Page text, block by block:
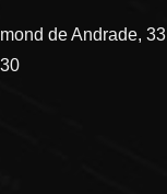
de Andrade, 33